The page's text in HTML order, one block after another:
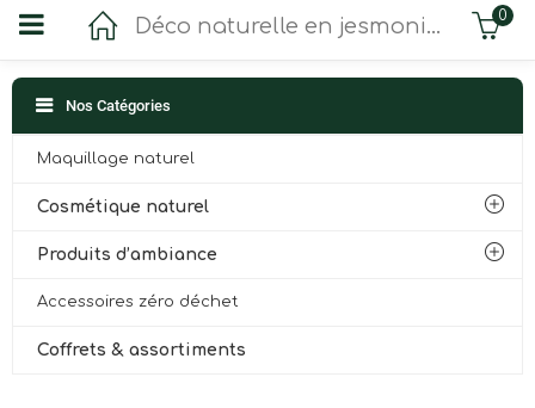
Déco naturelle en jesmonite 0
Nos Catégories
Maquillage naturel
Cosmétique naturel
Produits d’ambiance
Accessoires zéro déchet
Coffrets & assortiments